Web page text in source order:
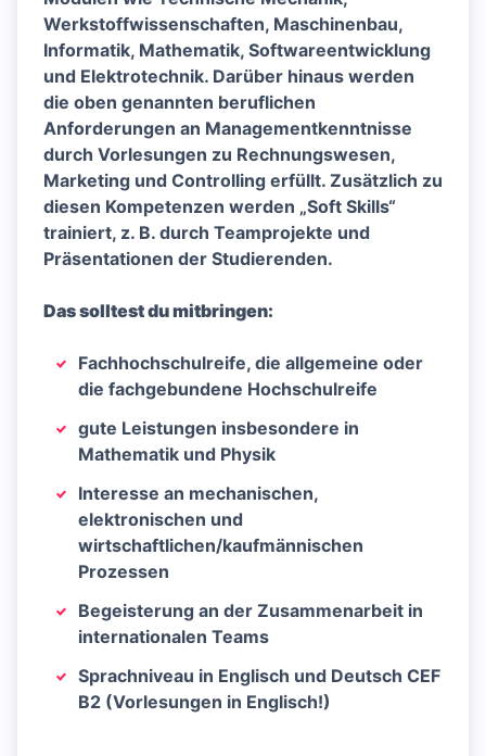
Werkstoffwissenschaften, Maschinenbau,
Informatik, Mathematik, Softwareentwicklung
und Elektrotechnik. Darüber hinaus werden
die oben genannten beruflichen
Anforderungen an Managementkenntnisse
durch Vorlesungen zu Rechnungswesen,
Marketing und Controlling erfüllt. Zusätzlich zu
diesen Kompetenzen werden „Soft Skills“
trainiert, z. B. durch Teamprojekte und
Präsentationen der Studierenden.
Das solltest du mitbringen:
Fachhochschulreife, die allgemeine oder
die fachgebundene Hochschulreife
gute Leistungen insbesondere in
Mathematik und Physik
Interesse an mechanischen,
elektronischen und
wirtschaftlichen/kaufmännischen
Prozessen
Begeisterung an der Zusammenarbeit in
internationalen Teams
Sprachniveau in Englisch und Deutsch CEF
B2 (Vorlesungen in Englisch!)